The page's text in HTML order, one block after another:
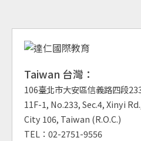
Taiwan 台灣：
106臺北市大安區信義路四段
11F-1, No.233, Sec.4, Xinyi
City 106, Taiwan (R.O.C.)
TEL：02-2751-9556